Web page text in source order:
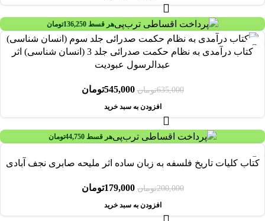
هر قسط 136,250تومان
-14%
کتاب درآمدی به نظام حکمت صدرائی جلد 3 (انسان شناسی) اثر
عبدالرسول عبودیت
635,000تومان 545,000تومان
افزودن به سبد خرید
هر قسط 44,750تومان
کتاب کليات تاريخ فلسفه به زبان ساده اثر مليحه صابری نجف آبادی
200,000تومان 179,000تومان
افزودن به سبد خرید